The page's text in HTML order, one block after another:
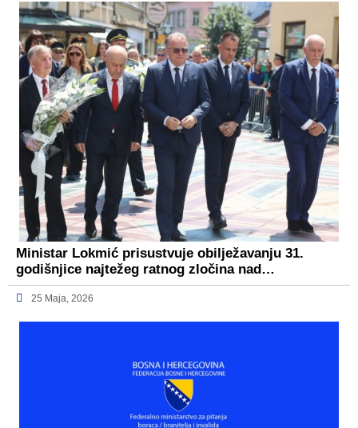
Ministar Lokmić prisustvuje obilježavanju 31.
godišnjice najtežeg ratnog zločina nad…
25 Maja, 2026